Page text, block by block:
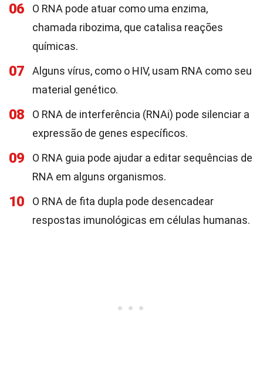
06
O RNA pode atuar como uma enzima,
chamada ribozima, que catalisa reações
químicas.
07
Alguns vírus, como o HIV, usam RNA como seu
material genético.
08
O RNA de interferência (RNAi) pode silenciar a
expressão de genes específicos.
09
O RNA guia pode ajudar a editar sequências de
RNA em alguns organismos.
10
O RNA de fita dupla pode desencadear
respostas imunológicas em células humanas.